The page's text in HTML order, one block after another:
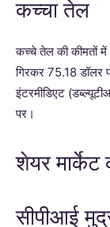
कच्चा तेल
कच्चे तेल की कीमतों
गिरकर 75.18 डॉलर
इंटरमीडिएट
पर।
शेयर
सीपीआई